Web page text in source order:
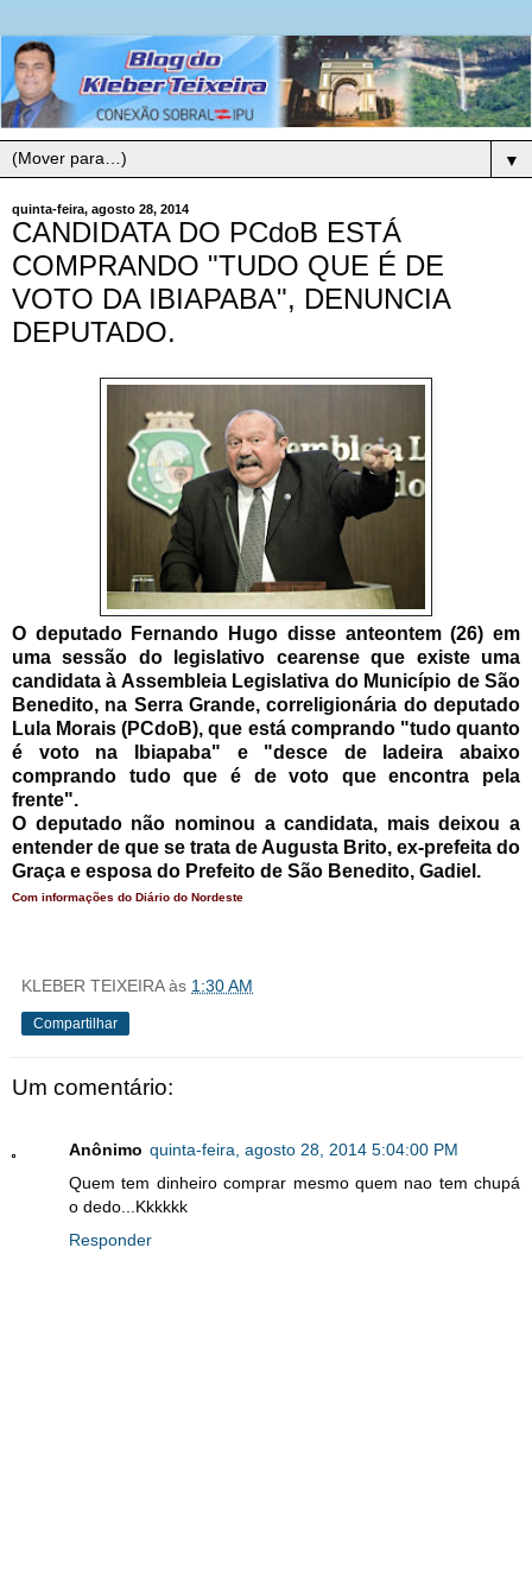
▼
quinta-feira, agosto 28, 2014
CANDIDATA DO PCdoB ESTÁ
COMPRANDO "TUDO QUE É DE
VOTO DA IBIAPABA", DENUNCIA
DEPUTADO.
O deputado Fernando Hugo disse anteontem (26) em
uma sessão do legislativo cearense que existe uma
candidata à Assembleia Legislativa do Município de São
Benedito, na Serra Grande, correligionária do deputado
Lula Morais (PCdoB), que está comprando "tudo quanto
é voto na Ibiapaba" e "desce de ladeira abaixo
comprando tudo que é de voto que encontra pela
frente".
O deputado não nominou a candidata, mais deixou a
entender de que se trata de Augusta Brito, ex-prefeita do
Graça e esposa do Prefeito de São Benedito, Gadiel.
Com informações do Diário do Nordeste
KLEBER TEIXEIRA às 1:30 AM
Compartilhar
Um comentário:
Anônimo quinta-feira, agosto 28, 2014 5:04:00 PM
Quem tem dinheiro comprar mesmo quem nao tem chupá
o dedo...Kkkkkk
Responder